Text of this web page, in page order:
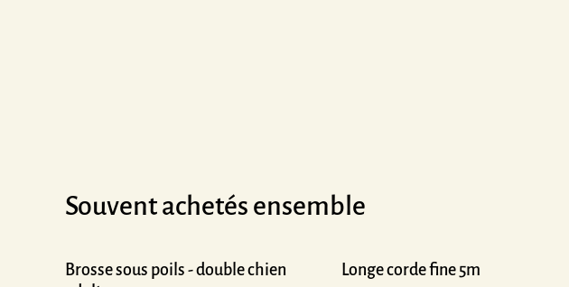
Souvent achetés ensemble
Brosse sous poils - double chien
Longe corde fine 5m